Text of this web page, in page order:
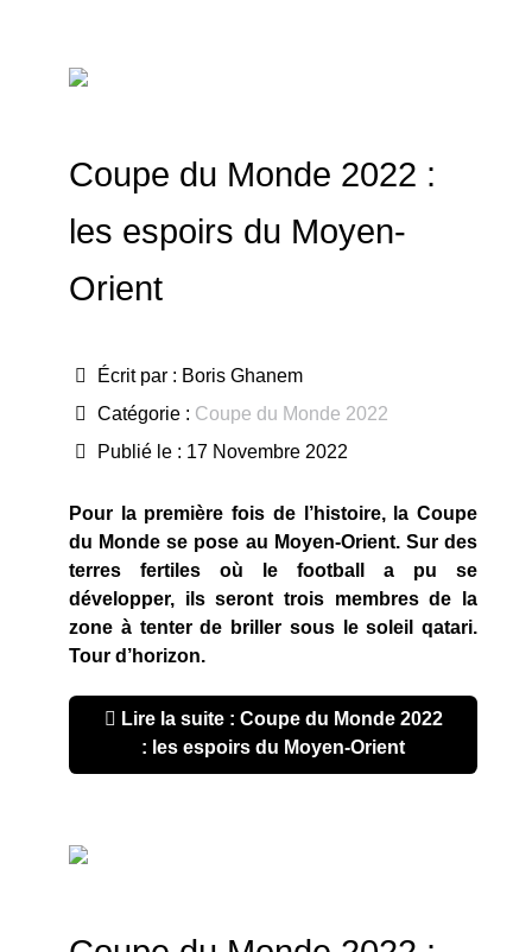
Coupe du Monde 2022 :
les espoirs du Moyen-
Orient
Écrit par : Boris Ghanem
Catégorie : Coupe du Monde 2022
Publié le : 17 Novembre 2022
Pour la première fois de l’histoire, la Coupe
du Monde se pose au Moyen-Orient. Sur des
terres fertiles où le football a pu se
développer, ils seront trois membres de la
zone à tenter de briller sous le soleil qatari.
Tour d’horizon.
Lire la suite : Coupe du Monde 2022
: les espoirs du Moyen-Orient